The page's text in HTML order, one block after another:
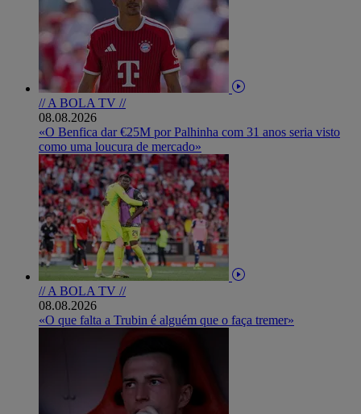
// A BOLA TV //
08.08.2026
«O Benfica dar €25M por Palhinha com 31 anos seria visto
como uma loucura de mercado»
// A BOLA TV //
08.08.2026
«O que falta a Trubin é alguém que o faça tremer»